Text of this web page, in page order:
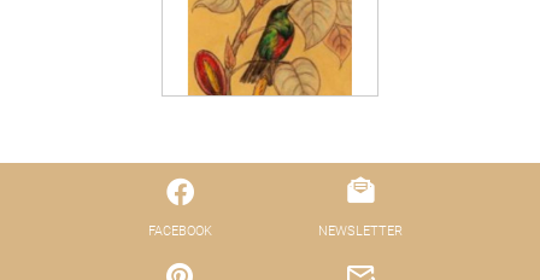
FACEBOOK NEWSLETTER